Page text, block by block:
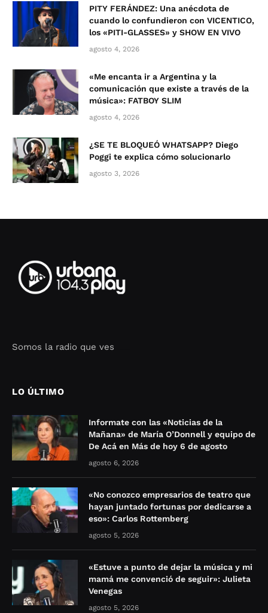
PITY FERÁNDEZ: Una anécdota de
cuando lo confundieron con VICENTICO,
los «PITI-GLASSES» y SHOW EN VIVO
agosto 4, 2026
«Me encanta ir a Argentina y la
comunicación que existe a través de la
música»: FATBOY SLIM
agosto 4, 2026
¿SE TE BLOQUEÓ WHATSAPP? Diego
Poggi te explica cómo solucionarlo
agosto 3, 2026
Somos la radio que ves
LO ÚLTIMO
Informate con las «Noticias de la
Mañana» de María O’Donnell y equipo de
De Acá en Más de hoy 6 de agosto
agosto 6, 2026
«No conozco empresarios de teatro que
hayan juntado fortunas por dedicarse a
eso»: Carlos Rottemberg
agosto 5, 2026
«Estuve a punto de dejar la música y mi
mamá me convenció de seguir»: Julieta
Venegas
agosto 5, 2026